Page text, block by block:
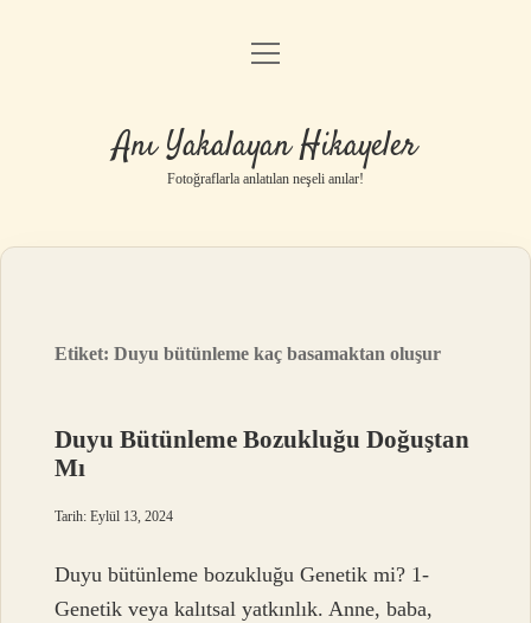
Anasayfa
Yasal Uyarı
menüyü
Anı Yakalayan Hikayeler
Fotoğraflarla anlatılan neşeli anılar!
Etiket:Duyu bütünleme kaç basamaktan oluşur
Duyu Bütünleme Bozukluğu Doğuştan
Mı
Tarih: Eylül 13, 2024
Duyu bütünleme bozukluğu Genetik mi? 1-
Genetik veya kalıtsal yatkınlık. Anne, baba,